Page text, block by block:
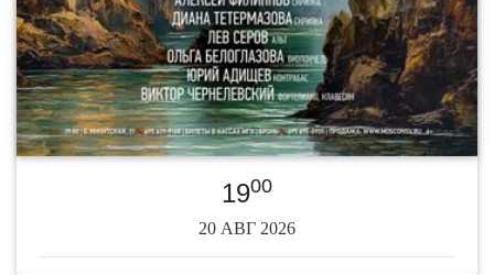
1900
20 АВГ 2026